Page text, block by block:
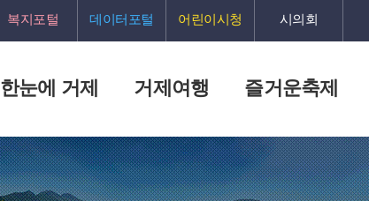
복지포털 데이터포털 어린이시청 시의회
한눈에 거제 거제여행 즐거운축제